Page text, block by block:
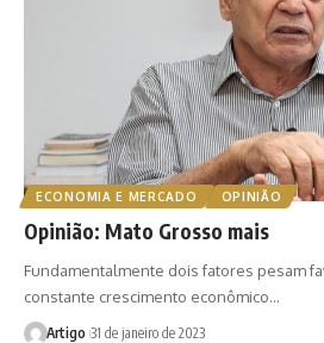
ECONOMIA E MERCADO OPINIÃO
Opinião: Mato Grosso mais
Fundamentalmente dois fatores pesam
constante crescimento econômico…
Artigo 31 de janeiro de 2023